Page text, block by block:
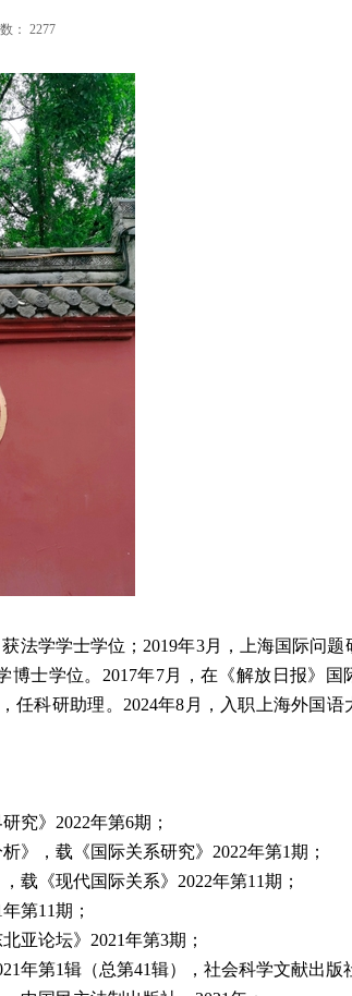
： 2277
法学学士学位； 2019年3月，上海国际问题
博士学位。 2017年7月，在《解放日报》国
任科研助理。 2024年8 月，入职上海外国语
究》 2022年第6期；
》，载《国际关系研究》 2022年第1期；
载《现代国际关系》 2022年第11期；
年第11期；
亚论坛》 2021年第3期；
年第1辑（总第41辑），社会科学文献出版